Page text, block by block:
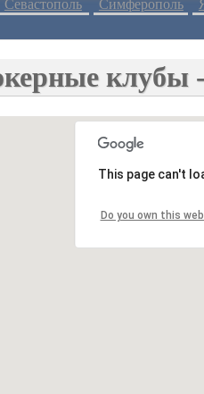
Севастополь Симферополь
клубы
This page can't
Do you own this